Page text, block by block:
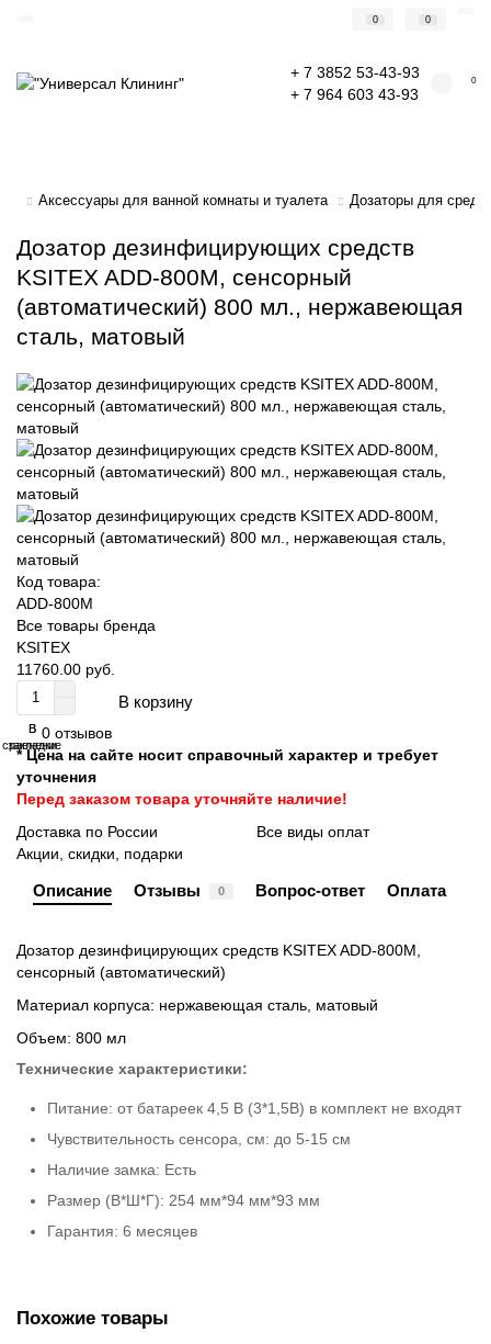
0 0
+ 7 3852 53-43-93
+ 7 964 603 43-93
0
Аксессуары для ванной комнаты и туалета Дозаторы для
Дозатор дезинфицирующих средств
KSITEX ADD-800M, сенсорный
(автоматический) 800 мл., нержавеющая
сталь, матовый
Код товара:
ADD-800M
Все товары бренда
KSITEX
11760.00 руб.
В корзину
В
закладки
В
сравнение
0 отзывов
* Цена на сайте носит справочный характер и требует
уточнения
Перед заказом товара уточняйте наличие!
Доставка по России
Все виды оплат
Акции, скидки, подарки
Описание Отзывы 0 Вопрос-ответ Оплата
Дозатор дезинфицирующих средств KSITEX ADD-800M,
сенсорный (автоматический)
Материал корпуса: нержавеющая сталь, матовый
Объем: 800 мл
Технические характеристики:
Питание: от батареек 4,5 В (3*1,5В) в комплект не входят
Чувствительность сенсора, см: до 5-15 см
Наличие замка: Есть
Размер (В*Ш*Г): 254 мм*94 мм*93 мм
Гарантия: 6 месяцев
Похожие товары